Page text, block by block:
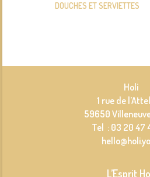
DOUCHES ET SERVIETTES
Holi
1 rue de
59650
Tel : 03 20 47
L’Esprit